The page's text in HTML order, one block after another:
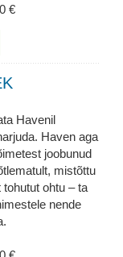
€
Havenil
Haven aga
joobunud
mistõttu
ohtu – ta
nende